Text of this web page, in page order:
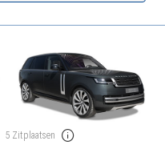
5 Zitplaatsen